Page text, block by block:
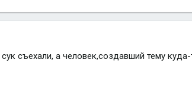
съехали, а человек,создавший тему куда-